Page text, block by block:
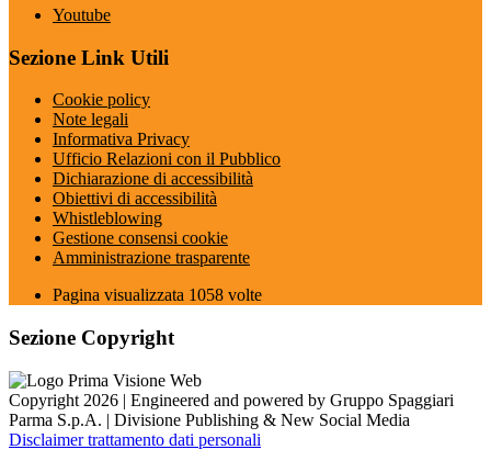
Youtube
Sezione Link Utili
Cookie policy
Note legali
Informativa Privacy
Ufficio Relazioni con il Pubblico
Dichiarazione di accessibilità
Obiettivi di accessibilità
Whistleblowing
Gestione consensi cookie
Amministrazione trasparente
Pagina visualizzata 1058 volte
Sezione Copyright
Copyright 2026 | Engineered and powered by Gruppo Spaggiari
Parma S.p.A. | Divisione Publishing & New Social Media
Disclaimer trattamento dati personali